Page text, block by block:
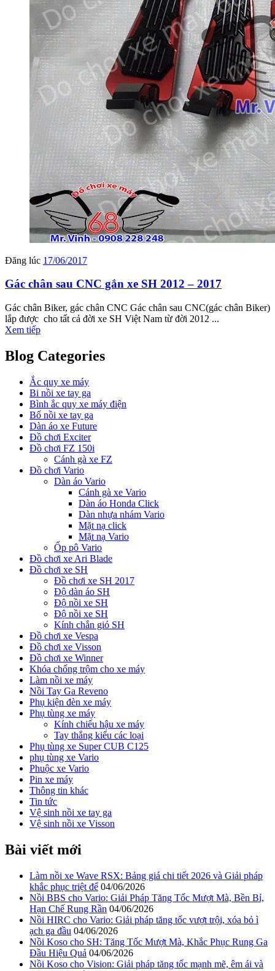
Đăng lúc 17/06/2017
Gác chân sau CNC gắn xe SH 2012 – 2017
Gác chân Biker, gác chân CNC Gác chân sau CNC(gác chân Biker)
lắp được cho tất cả đời xe SH Việt Nam từ đời 2012 ...
Xem tiếp
Blog Categories
Ắc quy xe máy
Bi nồi xe tay ga
Bình ắc quy xe máy điện
Bố nồi xe tay ga
Dàn áo xe Future
Đồ chơi Exciter
Đồ chơi FZ 150i
Cánh gà xe FZ
Đồ chơi Vario
Dàn áo Vario
Cánh gà xe Vario
Dàn áo Honda Click
Dàn nhựa nhám Vario
Mặt nạ click
Mặt nạ Vario
Ốp pô Vario
Đồ chơi xe Ari Blade
Đồ chơi xe SH
Đồ chơi xe SH 2017
Độ dàn áo SH
Độ nồi xe SH
Độ nồi xe SH
Kính chắn gió SH
Đồ chơi xe Vespa
Đồ chơi xe Visson
Đồ chơi xe Winner
Khóa chống trộm cho xe máy
Làm nồi xe máy
Nồi Tay Ga Reveno
Phụ kiện đèn xe máy
Phụ tùng xe máy
Kính chiếu hậu xe máy
Tay thắng kiểu các loại
Phụ tùng xe Super CUB C125
phụ tùng xe Vario
Phuộc xe Vario
Pin xe máy
Thông tin khác
Tin tức
Vệ sinh nồi xe tay ga
Vệ sinh nồi xe Visson
Bài viết mới
Làm nồi xe Wave RSX: Bảng giá chi tiết 2026 và Giải pháp
khắc phục triệt để 04/06/2026
Nồi BBS cho Vario: Giải Pháp Tăng Tốc Mượt Mà, Bền Bỉ,
Hạn Chế Rung Rần 04/06/2026
Nồi HIRC cho Vario: Giải pháp tăng tốc vượt trội, xóa bỏ ì
ạch ga đầu 04/06/2026
Nồi Koso cho SH: Tăng Tốc Mượt Mà, Khắc Phục Rung Ga
Đầu Hiệu Quả 04/06/2026
Nồi Koso cho Vision: Giải pháp tăng tốc mạnh mẽ, êm ái và